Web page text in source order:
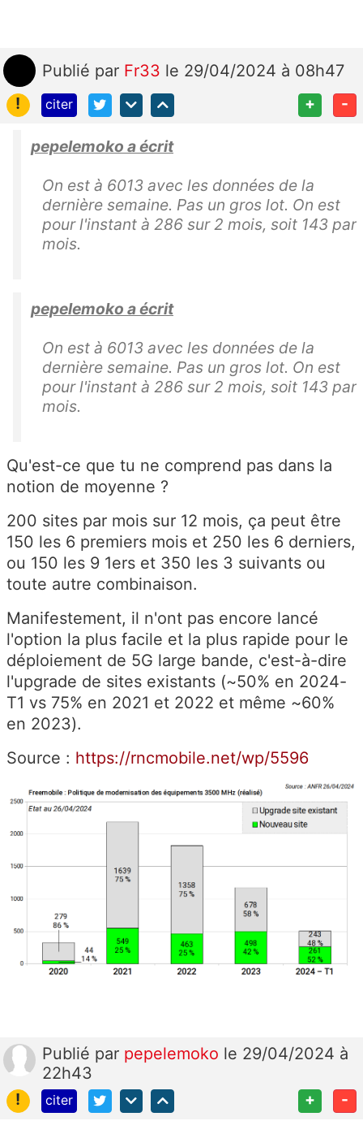
Publié par Fr33 le 29/04/2024 à 08h47
!
citer + -
pepelemoko a écrit
On est à 6013 avec les données de la
dernière semaine. Pas un gros lot. On est
pour l'instant à 286 sur 2 mois, soit 143 par
mois.
pepelemoko a écrit
On est à 6013 avec les données de la
dernière semaine. Pas un gros lot. On est
pour l'instant à 286 sur 2 mois, soit 143 par
mois.
Qu'est-ce que tu ne comprend pas dans la
notion de moyenne ?
200 sites par mois sur 12 mois, ça peut être
150 les 6 premiers mois et 250 les 6 derniers,
ou 150 les 9 1ers et 350 les 3 suivants ou
toute autre combinaison.
Manifestement, il n'ont pas encore lancé
l'option la plus facile et la plus rapide pour le
déploiement de 5G large bande, c'est-à-dire
l'upgrade de sites existants (~50% en 2024-
T1 vs 75% en 2021 et 2022 et même ~60%
en 2023).
Source : https://rncmobile.net/wp/5596
Publié par pepelemoko le 29/04/2024 à
22h43
!
citer + -